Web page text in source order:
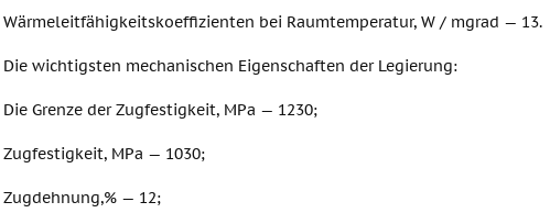
Wärmeleitfähigkeitskoeffizienten bei Raumtemperatur, W / mgrad — 13.
Die wichtigsten mechanischen Eigenschaften der Legierung:
Die Grenze der Zugfestigkeit, MPa — 1230;
Zugfestigkeit, MPa — 1030;
Zugdehnung,% — 12;